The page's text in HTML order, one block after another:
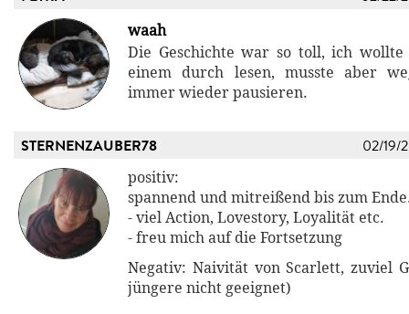
waah
Die Geschichte war so toll, ich
einem durch lesen, musste aber
immer wieder pausieren.
STERNENZAUBER78 02/19/
positiv:
spannend und mitreißend bis zum
- viel Action, Lovestory, Loyalität etc.
- freu mich auf die Fortsetzung
Negativ: Naivität von Scarlett, zuviel
jüngere nicht geeignet)